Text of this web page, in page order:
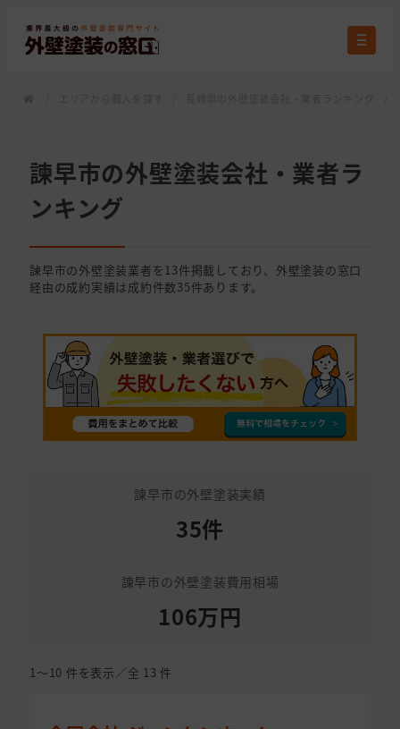
諫早市の外壁塗装会社・業者ラ
ンキング
諫早市の外壁塗装業者を13件掲載しており、外壁塗装の窓口
経由の成約実績は成約件数35件あります。
諫早市の外壁塗装実績
35件
諫早市の外壁塗装費用相場
106万円
1〜10 件を表示／全 13 件